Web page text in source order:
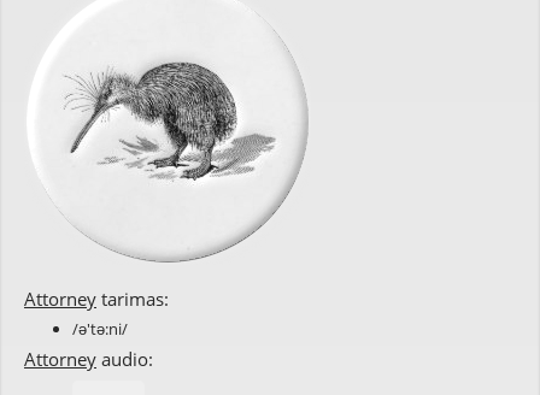
Attorney tarimas:
/ə'tə:ni/
Attorney audio: